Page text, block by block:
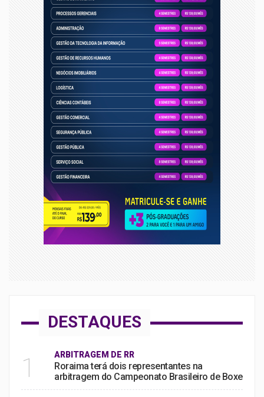
DESTAQUES
1 ARBITRAGEM DE RR
Roraima terá dois representantes na
arbitragem do Campeonato Brasileiro de Boxe